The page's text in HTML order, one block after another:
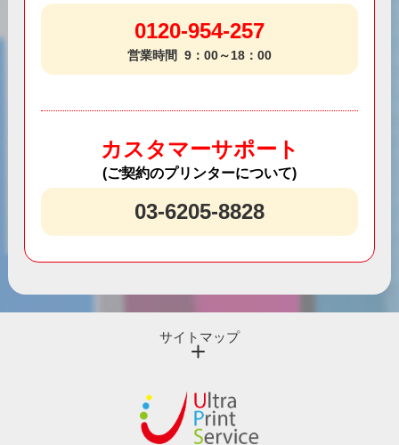
0120-954-257
営業時間 9：00～18：00
カスタマーサポート
(ご契約のプリンターについて)
03-6205-8828
サイトマップ